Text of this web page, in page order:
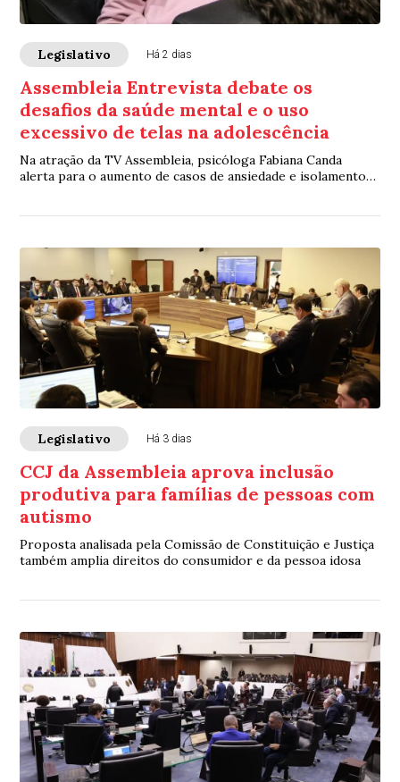
Legislativo Há 2 dias
Assembleia Entrevista debate os
desafios da saúde mental e o uso
excessivo de telas na adolescência
Na atração da TV Assembleia, psicóloga Fabiana Canda
alerta para o aumento de casos de ansiedade e isolamento
Legislativo Há 3 dias
CCJ da Assembleia aprova inclusão
produtiva para famílias de pessoas com
autismo
Proposta analisada pela Comissão de Constituição e Justiça
também amplia direitos do consumidor e da pessoa idosa